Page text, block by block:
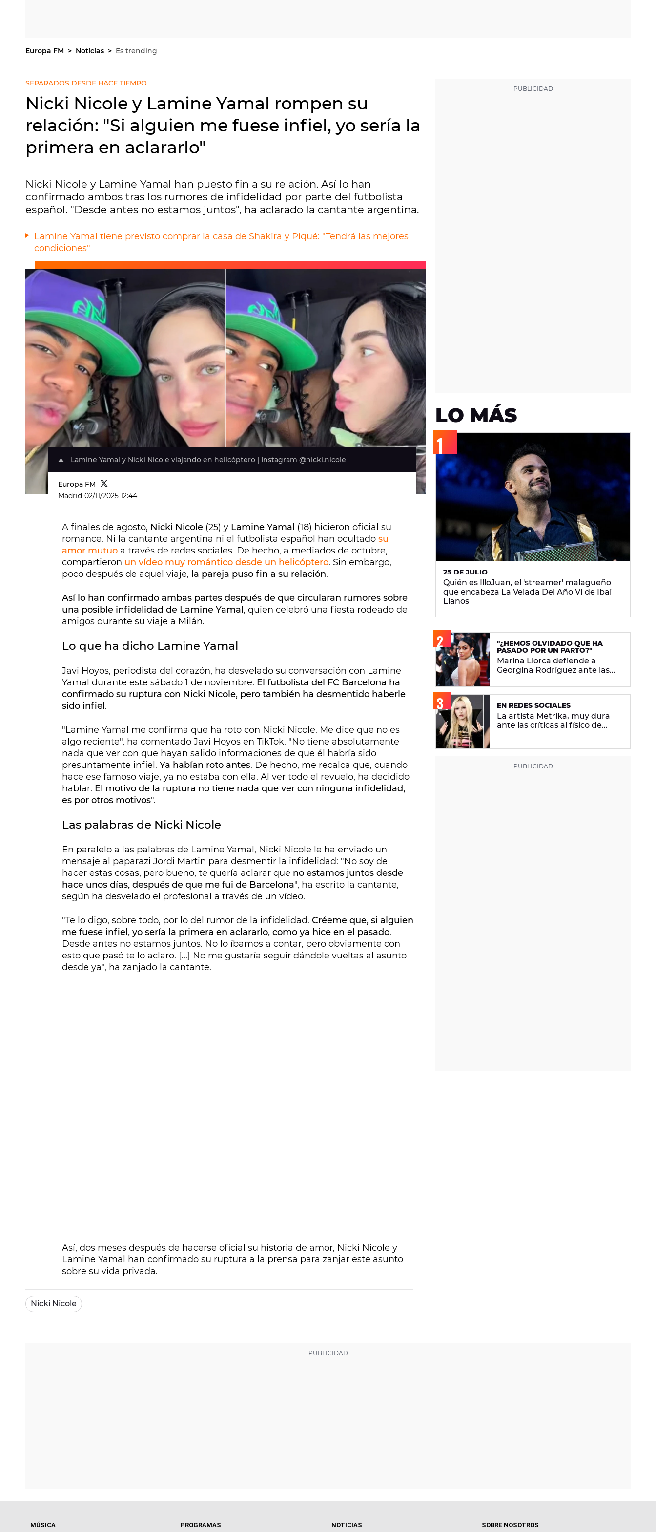
Europa FM Noticias Es trending
SEPARADOS DESDE HACE TIEMPO
Nicki Nicole y Lamine Yamal rompen su
relación: "Si alguien me fuese infiel, yo sería la
primera en aclararlo"
Nicki Nicole y Lamine Yamal han puesto fin a su relación. Así lo han
confirmado ambos tras los rumores de infidelidad por parte del futbolista
español. "Desde antes no estamos juntos", ha aclarado la cantante argentina.
Lamine Yamal tiene previsto comprar la casa de Shakira y Piqué: "Tendrá las mejores
condiciones"
Lamine Yamal y Nicki Nicole viajando en helicóptero | Instagram @nicki.nicole
Europa FM
Madrid 02/11/2025 12:44
A finales de agosto, Nicki Nicole (25) y Lamine Yamal (18) hicieron oficial su
romance. Ni la cantante argentina ni el futbolista español han ocultado su
amor mutuo a través de redes sociales. De hecho, a mediados de octubre,
compartieron un vídeo muy romántico desde un helicóptero. Sin embargo,
poco después de aquel viaje, la pareja puso fin a su relación.
Así lo han confirmado ambas partes después de que circularan rumores sobre
una posible infidelidad de Lamine Yamal , quien celebró una fiesta rodeado de
amigos durante su viaje a Milán.
Lo que ha dicho Lamine Yamal
Javi Hoyos, periodista del corazón, ha desvelado su conversación con Lamine
Yamal durante este sábado 1 de noviembre. El futbolista del FC Barcelona ha
confirmado su ruptura con Nicki Nicole, pero también ha desmentido haberle
sido infiel .
"Lamine Yamal me confirma que ha roto con Nicki Nicole. Me dice que no es
algo reciente", ha comentado Javi Hoyos en TikTok. "No tiene absolutamente
nada que ver con que hayan salido informaciones de que él habría sido
presuntamente infiel. Ya habían roto antes. De hecho, me recalca que, cuando
hace ese famoso viaje, ya no estaba con ella. Al ver todo el revuelo, ha decidido
hablar. El motivo de la ruptura no tiene nada que ver con ninguna infidelidad,
es por otros motivos".
Las palabras de Nicki Nicole
En paralelo a las palabras de Lamine Yamal, Nicki Nicole le ha enviado un
mensaje al paparazi Jordi Martin para desmentir la infidelidad: "No soy de
hacer estas cosas, pero bueno, te quería aclarar que no estamos juntos desde
hace unos días, después de que me fui de Barcelona", ha escrito la cantante,
según ha desvelado el profesional a través de un vídeo.
"Te lo digo, sobre todo, por lo del rumor de la infidelidad. Créeme que, si alguien
me fuese infiel, yo sería la primera en aclararlo, como ya hice en el pasado.
Desde antes no estamos juntos. No lo íbamos a contar, pero obviamente con
esto que pasó te lo aclaro. [...] No me gustaría seguir dándole vueltas al asunto
desde ya", ha zanjado la cantante.
Así, dos meses después de hacerse oficial su historia de amor, Nicki Nicole y
Lamine Yamal han confirmado su ruptura a la prensa para zanjar este asunto
sobre su vida privada.
Nicki Nicole
LO MÁS
25 DE JULIO
Quién es IlloJuan, el 'streamer' malagueño
que encabeza La Velada Del Año VI de Ibai
Llanos
"¿HEMOS OLVIDADO QUE HA
PASADO POR UN PARTO?"
Marina Llorca defiende a
Georgina Rodríguez ante las
EN REDES SOCIALES
La artista Metrika, muy dura
ante las críticas al físico de
MÚSICA PROGRAMAS NOTICIAS SOBRE NOSOTROS